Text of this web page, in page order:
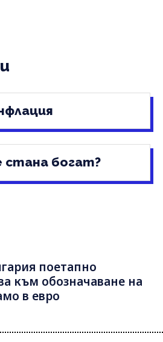
стана богат?
поетапно
към обозначаване на
в евро